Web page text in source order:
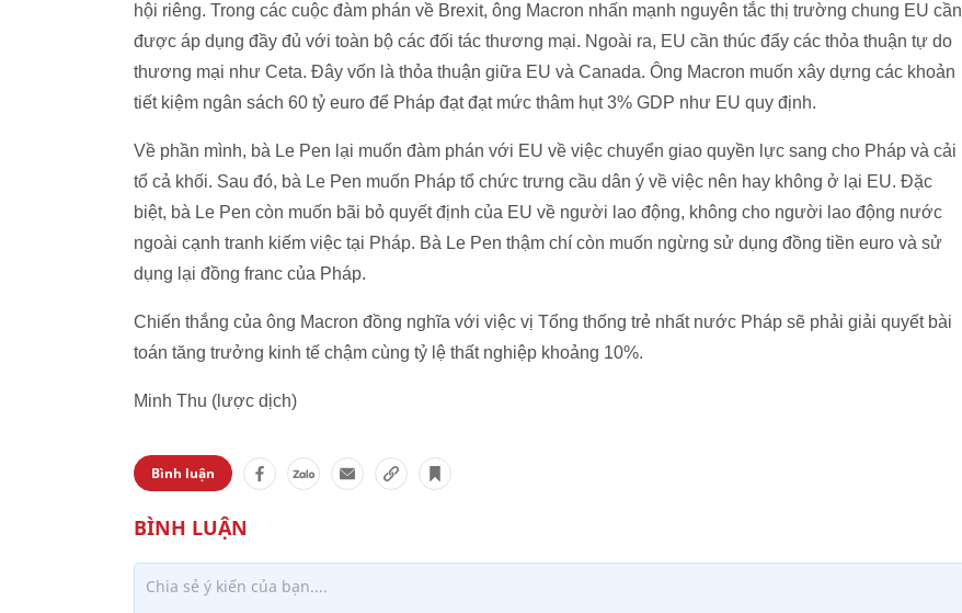
hội riêng. Trong các cuộc đàm phán về Brexit, ông Macron nhấn mạnh nguyên tắc thị trường chung EU cần
được áp dụng đầy đủ với toàn bộ các đối tác thương mại. Ngoài ra, EU cần thúc đẩy các thỏa thuận tự do
thương mại như Ceta. Đây vốn là thỏa thuận giữa EU và Canada. Ông Macron muốn xây dựng các khoản
tiết kiệm ngân sách 60 tỷ euro để Pháp đạt đạt mức thâm hụt 3% GDP như EU quy định.
Về phần mình, bà Le Pen lại muốn đàm phán với EU về việc chuyển giao quyền lực sang cho Pháp và cải
tổ cả khối. Sau đó, bà Le Pen muốn Pháp tổ chức trưng cầu dân ‎ý về việc nên hay không ở lại EU. Đặc
biệt, bà Le Pen còn muốn bãi bỏ quyết định của EU về người lao động, không cho người lao động nước
ngoài cạnh tranh kiếm việc tại Pháp. Bà Le Pen thậm chí còn muốn ngừng sử dụng đồng tiền euro và sử
dụng lại đồng franc của Pháp.
Chiến thắng của ông Macron đồng nghĩa với việc vị Tổng thống trẻ nhất nước Pháp sẽ phải giải quyết bài
toán tăng trưởng kinh tế chậm cùng tỷ lệ thất nghiệp khoảng 10%.
Minh Thu (lược dịch)
Bình luận